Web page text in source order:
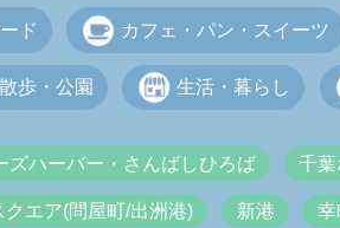
ド カフェ・パン・スイーツ
歩・公園 生活・暮らし
ズハーバー・さんばしひろば 千
エア(問屋町/出洲港) 新港